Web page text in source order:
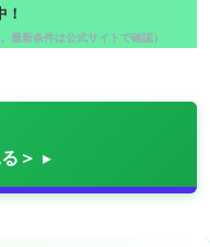
最新条件は公式サイトで確認）
＞